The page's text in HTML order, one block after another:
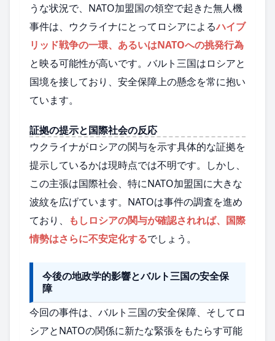
うな状況で、NATO加盟国の領空で起きた無人機
事件は、ウクライナにとってロシアによるハイブ
リッド戦争の一環、あるいはNATOへの挑発行為
と映る可能性が高いです。バルト三国はロシアと
国境を接しており、安全保障上の懸念を常に抱い
ています。
証拠の提示と国際社会の反応
ウクライナがロシアの関与を示す具体的な証拠を
提示しているかは現時点では不明です。しかし、
この主張は国際社会、特にNATO加盟国に大きな
波紋を広げています。NATOは事件の調査を進め
ており、
もしロシアの関与が確認されれば、国際
情勢はさらに不安定化するでしょう。
今後の地政学的影響とバルト三国の安全保
障
今回の事件は、バルト三国の安全保障、そしてロ
シアとNATOの関係に新たな緊張をもたらす可能